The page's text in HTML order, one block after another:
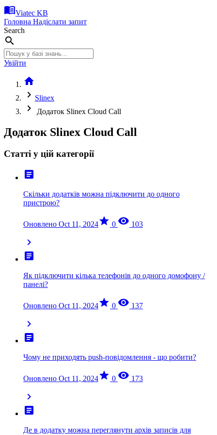
menu_bookViatec KB
Головна Надіслати запит
Search
search
Увійти
home
chevron_right Slinex
chevron_right Додаток Slinex Cloud Call
Додаток Slinex Cloud Call
Статті у цій категорії
article
Скільки додатків можна підключити до одного
пристрою?
Оновлено Oct 11, 2024star 0 visibility 103
chevron_right
article
Як підключити кілька телефонів до одного домофону /
панелі?
Оновлено Oct 11, 2024star 0 visibility 137
chevron_right
article
Чому не приходять push-повідомлення - що робити?
Оновлено Oct 11, 2024star 0 visibility 173
chevron_right
article
Де в додатку можна переглянути архів записів для